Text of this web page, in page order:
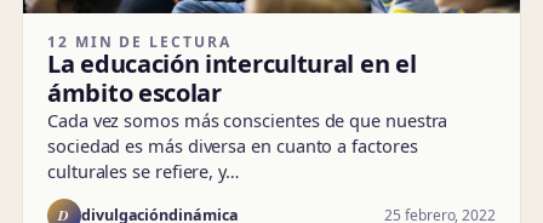
12 MIN DE LECTURA
La educación intercultural en el
ámbito escolar
Cada vez somos más conscientes de que nuestra
sociedad es más diversa en cuanto a factores
culturales se refiere, y…
D divulgacióndinámica 25 febrero, 2022